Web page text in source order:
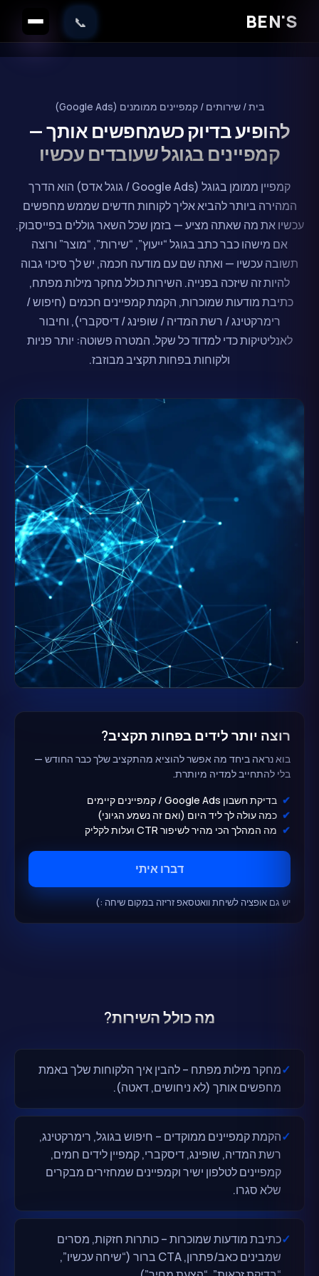
BEN'S
📞
בית / שירותים / קמפיינים ממומנים (Google Ads)
להופיע בדיוק כשמחפשים אותך —
קמפיינים בגוגל שעובדים עכשיו
קמפיין ממומן בגוגל (Google Ads / גוגל אדס) הוא הדרך
המהירה ביותר להביא אליך לקוחות חדשים שממש מחפשים
עכשיו את מה שאתה מציע — בזמן שכל השאר גוללים בפייסבוק.
אם מישהו כבר כתב בגוגל “ייעוץ”, “שירות”, “מוצר” ורוצה
תשובה עכשיו — ואתה שם עם מודעה חכמה, יש לך סיכוי גבוה
להיות זה שיזכה בפנייה. השירות כולל מחקר מילות מפתח,
כתיבת מודעות שמוכרות, הקמת קמפיינים חכמים (חיפוש /
רימרקטינג / רשת המדיה / שופינג / דיסקברי), וחיבור
לאנליטיקות כדי למדוד כל שקל. המטרה פשוטה: יותר פניות
ולקוחות בפחות תקציב מבוזבז.
רוצה יותר לידים בפחות תקציב?
בוא נראה ביחד מה אפשר להוציא מהתקציב שלך כבר החודש —
בלי להתחייב למדיה מיותרת.
בדיקת חשבון Google Ads / קמפיינים קיימים
כמה עולה לך ליד היום (ואם זה נשמע הגיוני)
מה המהלך הכי מהיר לשיפור CTR ועלות לקליק
דברו איתי
יש גם אופציה לשיחת וואטסאפ זריזה במקום שיחה :)
מה כולל השירות?
✓מחקר מילות מפתח – להבין איך הלקוחות שלך באמת
מחפשים אותך (לא ניחושים, דאטה).
✓הקמת קמפיינים ממוקדים – חיפוש בגוגל, רימרקטינג,
רשת המדיה, שופינג, דיסקברי, קמפיין לידים חמים,
קמפיינים לטלפון ישיר וקמפיינים שמחזירים מבקרים
שלא סגרו.
✓כתיבת מודעות שמוכרות – כותרות חזקות, מסרים
שמבינים כאב/פתרון, CTA ברור (“שיחה עכשיו”,